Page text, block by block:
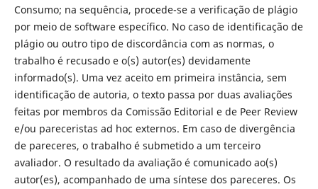
Consumo; na sequência, procede-se a verificação de plágio
por meio de software específico. No caso de identificação de
plágio ou outro tipo de discordância com as normas, o
trabalho é recusado e o(s) autor(es) devidamente
informado(s). Uma vez aceito em primeira instância, sem
identificação de autoria, o texto passa por duas avaliações
feitas por membros da Comissão Editorial e de Peer Review
e/ou pareceristas ad hoc externos. Em caso de divergência
de pareceres, o trabalho é submetido a um terceiro
avaliador. O resultado da avaliação é comunicado ao(s)
autor(es), acompanhado de uma síntese dos pareceres. Os